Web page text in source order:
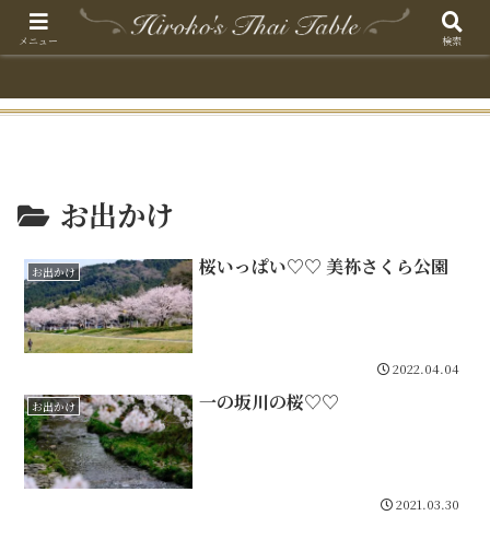
お出かけ
お出かけ 桜いっぱい♡♡ 美祢さくら公園
2022.04.04
お出かけ 一の坂川の桜♡♡
2021.03.30
メニュー 検索